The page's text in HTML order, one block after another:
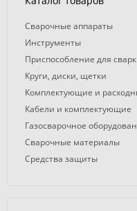
Сварочные аппараты
Инструменты
Приспособление для
Круги, диски, щетки
Комплектующие и
Кабели и комплектующие
Газосварочное
Сварочные материалы
Средства защиты